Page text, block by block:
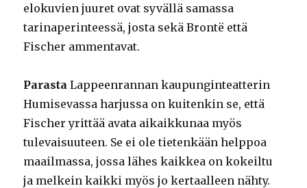
elokuvien juuret ovat syvällä samassa
tarinaperinteessä, josta sekä Brontë että
Fischer ammentavat.
Parasta Lappeenrannan kaupunginteatterin
Humisevassa harjussa on kuitenkin se, että
Fischer yrittää avata aikaikkunaa myös
tulevaisuuteen. Se ei ole tietenkään helppoa
maailmassa, jossa lähes kaikkea on kokeiltu
ja melkein kaikki myös jo kertaalleen nähty.